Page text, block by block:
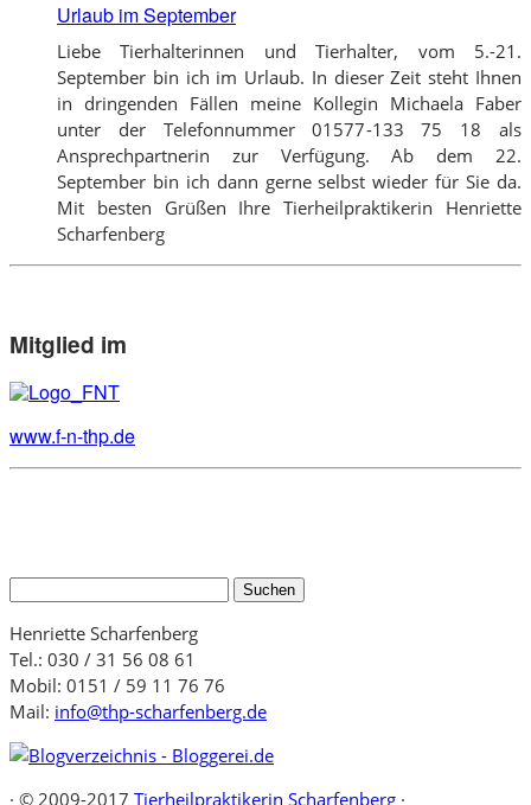
Urlaub im September
Liebe Tierhalterinnen und Tierhalter, vom 5.-21.
September bin ich im Urlaub. In dieser Zeit steht Ihnen
in dringenden Fällen meine Kollegin Michaela Faber
unter der Telefonnummer 01577-133 75 18 als
Ansprechpartnerin zur Verfügung. Ab dem 22.
September bin ich dann gerne selbst wieder für Sie da.
Mit besten Grüßen Ihre Tierheilpraktikerin Henriette
Scharfenberg
Mitglied im
www.f-n-thp.de
Henriette Scharfenberg
Tel.: 030 / 31 56 08 61
Mobil: 0151 / 59 11 76 76
Mail: info@thp-scharfenberg.de
· © 2009-2017 Tierheilpraktikerin Scharfenberg ·